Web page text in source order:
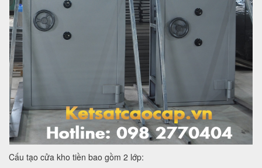
Cấu tạo cửa kho tiền bao gồm 2 lớp: